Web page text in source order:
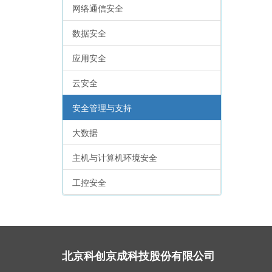
网络通信安全
数据安全
应用安全
云安全
安全管理与支持
大数据
主机与计算机环境安全
工控安全
北京科创京成科技股份有限公司